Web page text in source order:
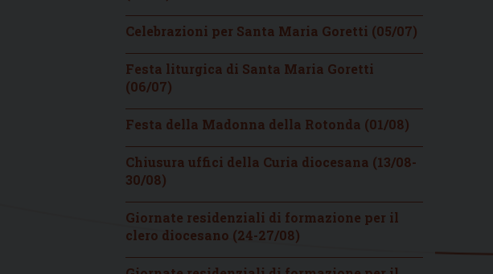
Celebrazioni per Santa Maria Goretti (05/07)
Festa liturgica di Santa Maria Goretti
(06/07)
Festa della Madonna della Rotonda (01/08)
Chiusura uffici della Curia diocesana (13/08-
30/08)
Giornate residenziali di formazione per il
clero diocesano (24-27/08)